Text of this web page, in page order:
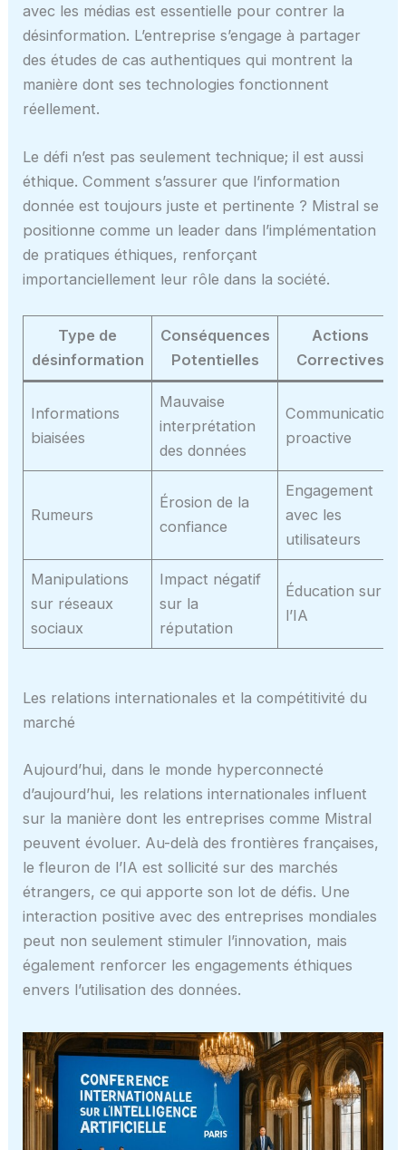
avec les médias est essentielle pour contrer la
désinformation. L’entreprise s’engage à partager
des études de cas authentiques qui montrent la
manière dont ses technologies fonctionnent
réellement.
Le défi n’est pas seulement technique; il est aussi
éthique. Comment s’assurer que l’information
donnée est toujours juste et pertinente ? Mistral se
positionne comme un leader dans l’implémentation
de pratiques éthiques, renforçant
importanciellement leur rôle dans la société.
Type de
désinformation
Conséquences
Potentielles
Actions
Correctives
Informations
biaisées
Mauvaise
interprétation
des données
Communication
proactive
Rumeurs
Érosion de la
confiance
Engagement
avec les
utilisateurs
Manipulations
sur réseaux
sociaux
Impact négatif
sur la
réputation
Éducation sur
l’IA
Les relations internationales et la compétitivité du
marché
Aujourd’hui, dans le monde hyperconnecté
d’aujourd’hui, les relations internationales influent
sur la manière dont les entreprises comme Mistral
peuvent évoluer. Au-delà des frontières françaises,
le fleuron de l’IA est sollicité sur des marchés
étrangers, ce qui apporte son lot de défis. Une
interaction positive avec des entreprises mondiales
peut non seulement stimuler l’innovation, mais
également renforcer les engagements éthiques
envers l’utilisation des données.